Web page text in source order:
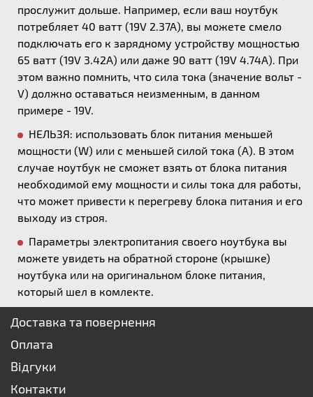
прослужит дольше. Например, если ваш ноутбук
потребляет 40 ватт (19V 2.37A), вы можете смело
подключать его к зарядному устройству мощностью
65 ватт (19V 3.42A) или даже 90 ватт (19V 4.74A). При
этом важно помнить, что сила тока (значение вольт -
V) должно оставаться неизменным, в данном
примере - 19V.
НЕЛЬЗЯ: использовать блок питания меньшей
мощности (W) или с меньшей силой тока (А). В этом
случае ноутбук не сможет взять от блока питания
необходимой ему мощности и силы тока для работы,
что может привести к перегреву блока питания и его
выходу из строя.
Параметры электропитания своего ноутбука вы
можете увидеть на обратной стороне (крышке)
ноутбука или на оригинальном блоке питания,
который шел в комлекте.
Доставка та повернення
Оплата
Відгуки
Контакти